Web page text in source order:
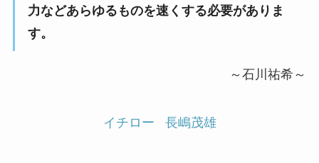
力などあらゆるものを速くする必要がありま
す。
～石川祐希～
イチロー 長嶋茂雄